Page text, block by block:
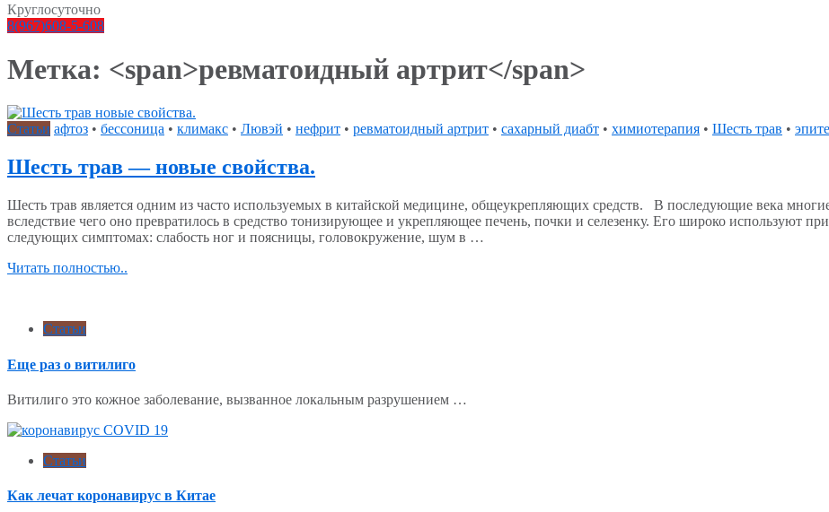
Круглосуточно
8(967)608-5-608
Метка: <span>ревматоидный артрит</span>
Статьи афтоз • бессоница • климакс • Лювэй • нефрит • ревматоидный артрит • сахарный диабт • химиотерапия • Шесть трав •
Шесть трав — новые свойства.
Шесть трав является одним из часто используемых в китайской медицине, общеукрепляющих средств. В последующие века
вследствие чего оно превратилось в средство тонизирующее и укрепляющее печень, почки и селезенку. Его широко используют
следующих симптомах: слабость ног и поясницы, головокружение, шум в …
Читать полностью..
Статьи
Еще раз о витилиго
Витилиго это кожное заболевание, вызванное локальным разрушением …
Статьи
Как лечат коронавирус в Китае